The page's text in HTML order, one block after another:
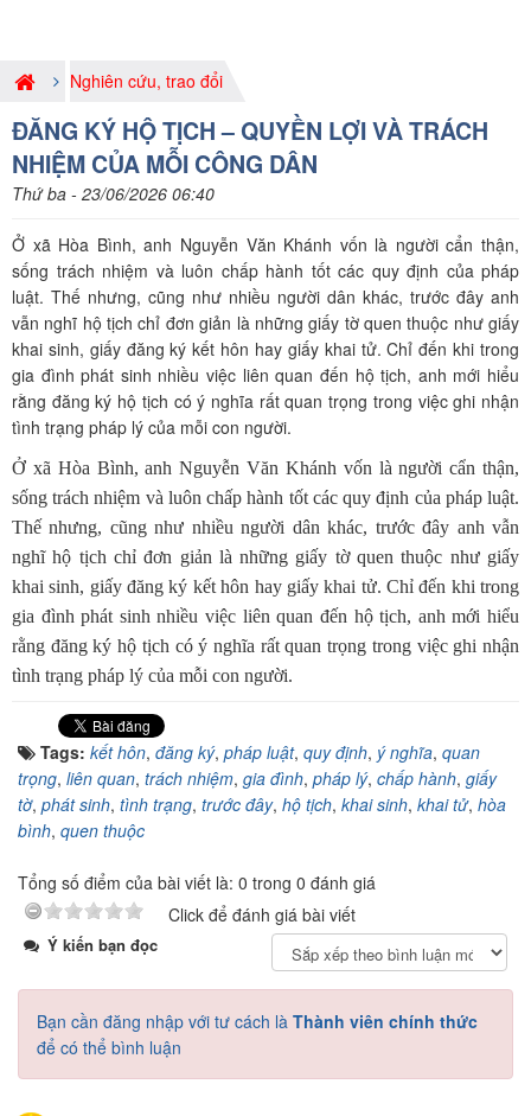
Nghiên cứu, trao đổi
ĐĂNG KÝ HỘ TỊCH – QUYỀN LỢI VÀ TRÁCH
NHIỆM CỦA MỖI CÔNG DÂN
Thứ ba - 23/06/2026 06:40
Ở xã Hòa Bình, anh Nguyễn Văn Khánh vốn là người cẩn thận,
sống trách nhiệm và luôn chấp hành tốt các quy định của pháp
luật. Thế nhưng, cũng như nhiều người dân khác, trước đây anh
vẫn nghĩ hộ tịch chỉ đơn giản là những giấy tờ quen thuộc như giấy
khai sinh, giấy đăng ký kết hôn hay giấy khai tử. Chỉ đến khi trong
gia đình phát sinh nhiều việc liên quan đến hộ tịch, anh mới hiểu
rằng đăng ký hộ tịch có ý nghĩa rất quan trọng trong việc ghi nhận
tình trạng pháp lý của mỗi con người.
Ở xã Hòa Bình, anh Nguyễn Văn Khánh vốn là người cẩn thận,
sống trách nhiệm và luôn chấp hành tốt các quy định của pháp luật.
Thế nhưng, cũng như nhiều người dân khác, trước đây anh vẫn
nghĩ hộ tịch chỉ đơn giản là những giấy tờ quen thuộc như giấy
khai sinh, giấy đăng ký kết hôn hay giấy khai tử. Chỉ đến khi trong
gia đình phát sinh nhiều việc liên quan đến hộ tịch, anh mới hiểu
rằng đăng ký hộ tịch có ý nghĩa rất quan trọng trong việc ghi nhận
tình trạng pháp lý của mỗi con người.
Tags: kết hôn, đăng ký, pháp luật, quy định, ý nghĩa, quan
trọng, liên quan, trách nhiệm, gia đình, pháp lý, chấp hành, giấy
tờ, phát sinh, tình trạng, trước đây, hộ tịch, khai sinh, khai tử, hòa
bình, quen thuộc
Tổng số điểm của bài viết là: 0 trong 0 đánh giá
Click để đánh giá bài viết
Ý kiến bạn đọc
Bạn cần đăng nhập với tư cách là Thành viên chính thức
để có thể bình luận